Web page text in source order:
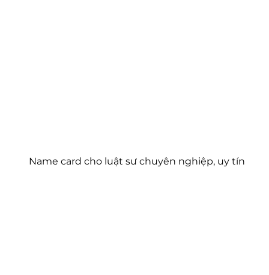
Name card cho luật sư chuyên nghiệp, uy tín